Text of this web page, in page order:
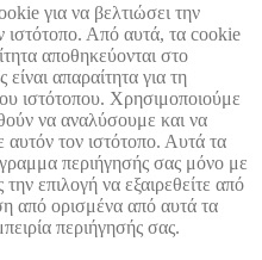
για να βελτιώσει την
ιστότοπο. Από αυτά, τα cookie
αποθηκεύονται στο
απαραίτητα για τη
ιστότοπου. Χρησιμοποιούμε
να αναλύσουμε και να
αυτόν τον ιστότοπο. Αυτά τα
περιήγησής σας μόνο με
επιλογή να εξαιρεθείτε από
από ορισμένα από αυτά τα
περιήγησής σας.